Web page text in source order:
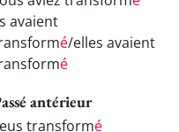
avaient
é/elles avaient
é
antérieur
transformé